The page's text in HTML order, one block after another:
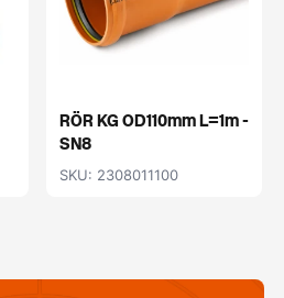
RÖR KG OD110mm L=1m -
SN8
SKU: 2308011100